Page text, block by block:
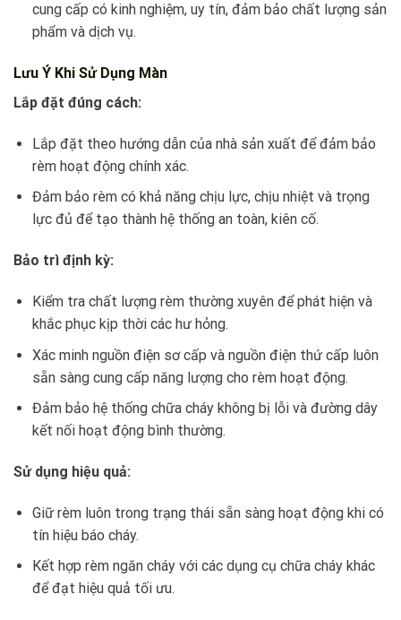
cung cấp có kinh nghiệm, uy tín, đảm bảo chất lượng sản
phẩm và dịch vụ.
Lưu Ý Khi Sử Dụng Màn
Lắp đặt đúng cách:
Lắp đặt theo hướng dẫn của nhà sản xuất để đảm bảo
rèm hoạt động chính xác.
Đảm bảo rèm có khả năng chịu lực, chịu nhiệt và trọng
lực đủ để tạo thành hệ thống an toàn, kiên cố.
Bảo trì định kỳ:
Kiểm tra chất lượng rèm thường xuyên để phát hiện và
khắc phục kịp thời các hư hỏng.
Xác minh nguồn điện sơ cấp và nguồn điện thứ cấp luôn
sẵn sàng cung cấp năng lượng cho rèm hoạt động.
Đảm bảo hệ thống chữa cháy không bị lỗi và đường dây
kết nối hoạt động bình thường.
Sử dụng hiệu quả:
Giữ rèm luôn trong trạng thái sẵn sàng hoạt động khi có
tín hiệu báo cháy.
Kết hợp rèm ngăn cháy với các dụng cụ chữa cháy khác
để đạt hiệu quả tối ưu.